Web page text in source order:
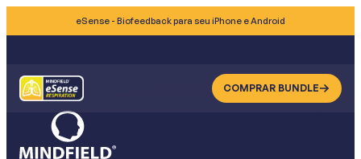
eSense - Biofeedback para seu iPhone e Android
COMPRAR BUNDLE